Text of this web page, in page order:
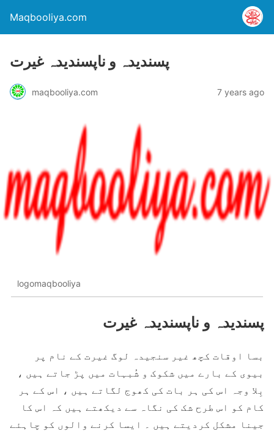
Maqbooliya.com
پسندیدہ و ناپسندیدہ غیرت
maqbooliya.com 7 years ago
logomaqbooliya
پسندیدہ و ناپسندیدہ غیرت
بسا اوقات کچھ غیر سنجیدہ لوگ غيرت كے نام پر
بیوی کے بارے میں شکوک و شُبہات میں پڑ جاتے ہیں ،
بِلا وجہ اس کی ہر بات کی کھوج لگاتے ہیں ، اس کے ہر
کام کو اس طرح شک کی نگاہ سے دیکھتے ہیں کہ اس کا
جینا مشکل کردیتے ہیں ۔ ایسا کرنے والوں کو چاہئے